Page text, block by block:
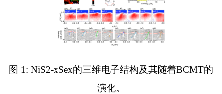
图 1: NiS2-xSex的三维电子结构及其随着BCMT的
演化。